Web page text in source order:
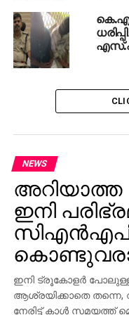
ചമ്മണിയെ
അസഭ്യം
കയ്യേറ്റം
വന്നെങ്കിലും
പലസ്ഥലങ്ങളിലായി
ജില്ലാ പൊലീസ്
കെഎസ്‌യു
സമ്മേളന
നിന്നും എത്തിയവരെ
അക്രമത്തില്‍
മണിമുതല്‍ ഉച്ചക്ക്
കോണ്‍ഗ്രസും
RELATED TOPICS: CPIM
NEWS
അറിയാത്ത
ഇനി
സിഎന്‍എപി
ഇനി ട്രൂകോളര്‍
ആശ്രയിക്കാതെ തന്നെ,
നേരിട്ട് കാള്‍ സമയത്ത്